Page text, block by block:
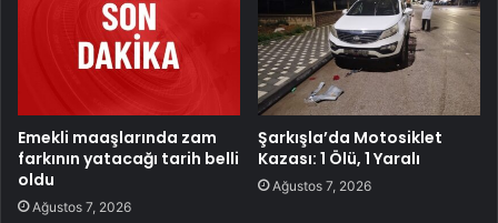
Emekli maaşlarında zam
farkının yatacağı tarih belli
oldu
Ağustos 7, 2026
Şarkışla’da Motosiklet
Kazası: 1 Ölü, 1 Yaralı
Ağustos 7, 2026